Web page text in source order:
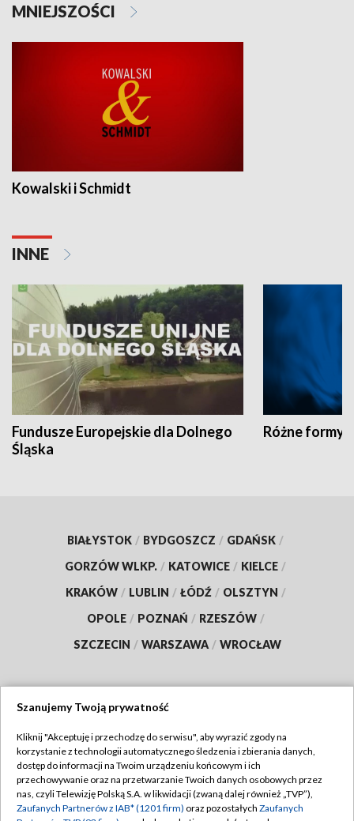
MNIEJSZOŚCI
Kowalski i Schmidt
INNE
Fundusze Europejskie dla Dolnego
Śląska
Różne formy
BIAŁYSTOK / BYDGOSZCZ / GDAŃSK /
GORZÓW WLKP. / KATOWICE / KIELCE /
KRAKÓW / LUBLIN / ŁÓDŹ / OLSZTYN /
OPOLE / POZNAŃ / RZESZÓW /
SZCZECIN / WARSZAWA / WROCŁAW
TVP
Abonament TVP
Emisja w TVP
Regulamin TVP
Polityka prywatności
Szanujemy Twoją prywatność
Kliknij "Akceptuję i przechodzę do serwisu", aby wyrazić zgody na
korzystanie z technologii automatycznego śledzenia i zbierania danych,
dostęp do informacji na Twoim urządzeniu końcowym i ich
przechowywanie oraz na przetwarzanie Twoich danych osobowych przez
nas, czyli Telewizję Polską S.A. w likwidacji (zwaną dalej również „TVP”),
Zaufanych Partnerów z IAB* (1201 firm) oraz pozostałych Zaufanych